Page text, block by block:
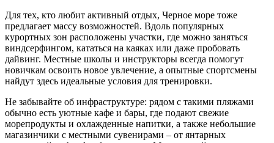
Для тех, кто любит активный отдых, Черное море тоже
предлагает массу возможностей. Вдоль популярных
курортных зон расположены участки, где можно заняться
виндсерфингом, кататься на каяках или даже пробовать
дайвинг. Местные школы и инструкторы всегда помогут
новичкам освоить новое увлечение, а опытные спортсмены
найдут здесь идеальные условия для тренировки.
Не забывайте об инфраструктуре: рядом с такими пляжами
обычно есть уютные кафе и бары, где подают свежие
морепродукты и охлажденные напитки, а также небольшие
магазинчики с местными сувенирами – от янтарных